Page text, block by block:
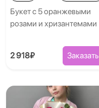
Букет с 5 оранжевыми
розами и хризантемами
2 918₽ Заказать